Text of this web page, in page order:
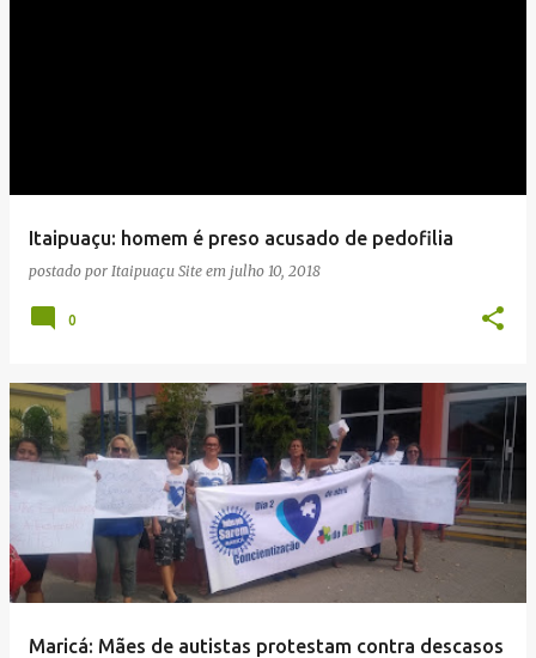
Itaipuaçu: homem é preso acusado de pedofilia
postado por Itaipuaçu Site em julho 10, 2018
0
Maricá: Mães de autistas protestam contra descasos